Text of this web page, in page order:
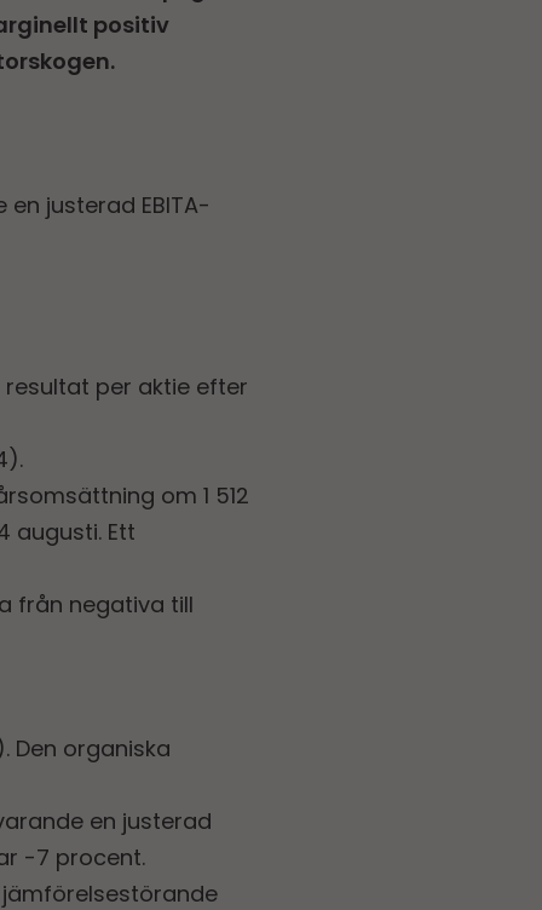
positiv
justerad EBITA-
resultat per aktie efter
om 1 512
augusti. Ett
från negativa till
Den organiska
en justerad
-7 procent.
jämförelsestörande